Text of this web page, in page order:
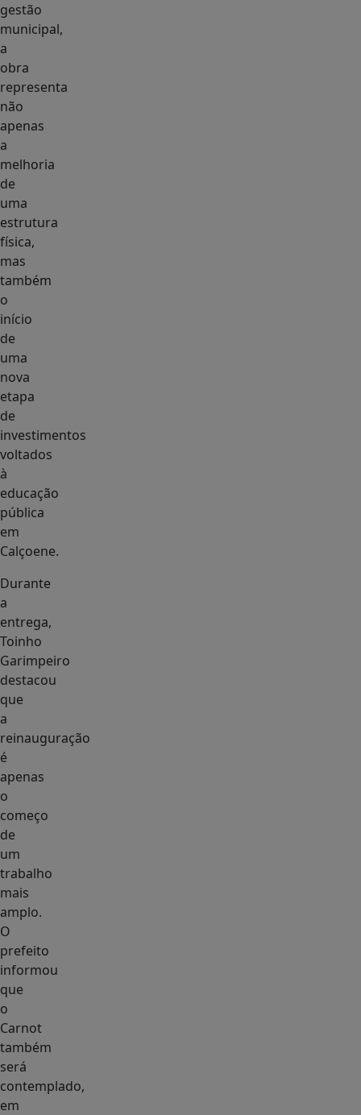
gestão
municipal,
a
obra
representa
não
apenas
a
melhoria
de
uma
estrutura
física,
mas
também
o
início
de
uma
nova
etapa
de
investimentos
voltados
à
educação
pública
em
Calçoene.
Durante
a
entrega,
Toinho
Garimpeiro
destacou
que
a
reinauguração
é
apenas
o
começo
de
um
trabalho
mais
amplo.
O
prefeito
informou
que
o
Carnot
também
será
contemplado,
em